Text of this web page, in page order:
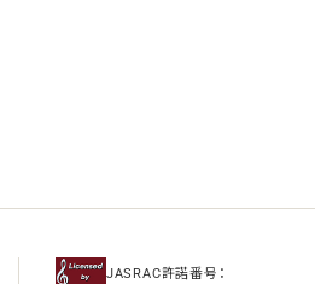
JASRAC許諾番号：